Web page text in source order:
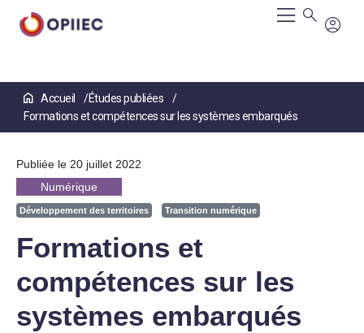
contenu
principal
Accueil
Études publiées
Formations et compétences sur les systèmes embarqués
Publiée le 20 juillet 2022
Numérique
Développement des territoires Transition numérique
Formations et
compétences sur les
systèmes embarqués